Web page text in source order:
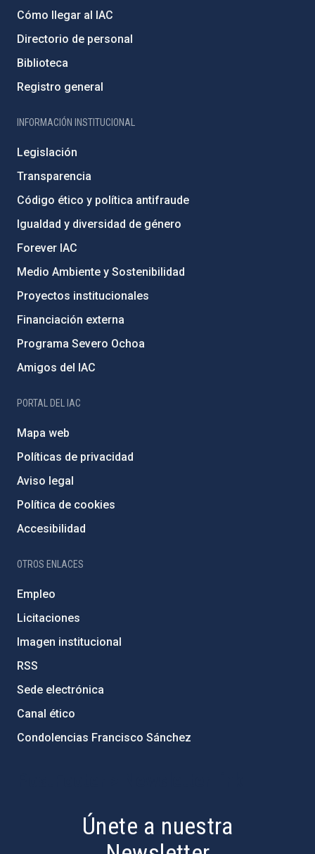
Cómo llegar al IAC
Directorio de personal
Biblioteca
Registro general
INFORMACIÓN INSTITUCIONAL
Legislación
Transparencia
Código ético y política antifraude
Igualdad y diversidad de género
Forever IAC
Medio Ambiente y Sostenibilidad
Proyectos institucionales
Financiación externa
Programa Severo Ochoa
Amigos del IAC
PORTAL DEL IAC
Mapa web
Políticas de privacidad
Aviso legal
Política de cookies
Accesibilidad
OTROS ENLACES
Empleo
Licitaciones
Imagen institucional
RSS
Sede electrónica
Canal ético
Condolencias Francisco Sánchez
Únete a nuestra